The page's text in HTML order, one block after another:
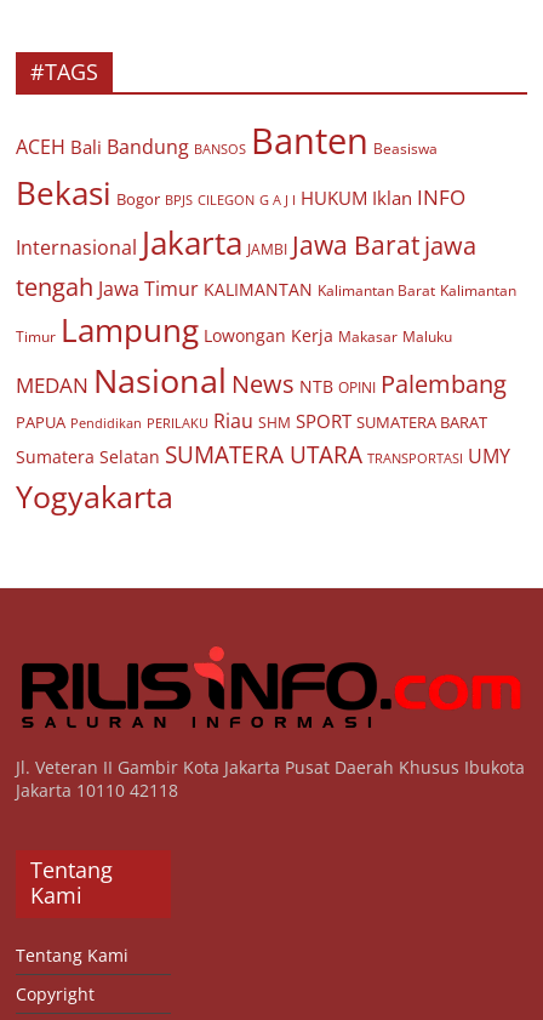
#TAGS
ACEH Bali Bandung BANSOS Banten Beasiswa
Bekasi Bogor BPJS CILEGON G A J I HUKUM Iklan INFO
Internasional Jakarta JAMBI Jawa Baratjawa
tengah Jawa Timur KALIMANTAN Kalimantan Barat Kalimantan
Timur Lampung Lowongan Kerja Makasar Maluku
MEDAN Nasional News NTB OPINI Palembang
PAPUA Pendidikan PERILAKU Riau SHM SPORT SUMATERA BARAT
Sumatera Selatan SUMATERA UTARA TRANSPORTASI UMY
Yogyakarta
Jl. Veteran II Gambir Kota Jakarta Pusat Daerah Khusus Ibukota
Jakarta 10110 42118
Tentang
Kami
Tentang Kami
Copyright